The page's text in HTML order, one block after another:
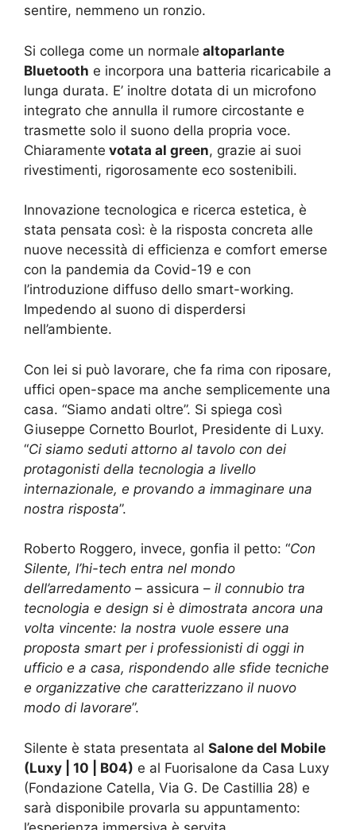
sentire, nemmeno un ronzio.
Si collega come un normale altoparlante
Bluetooth e incorpora una batteria ricaricabile a
lunga durata. E’ inoltre dotata di un microfono
integrato che annulla il rumore circostante e
trasmette solo il suono della propria voce.
Chiaramente votata al green, grazie ai suoi
rivestimenti, rigorosamente eco sostenibili.
Innovazione tecnologica e ricerca estetica, è
stata pensata così: è la risposta concreta alle
nuove necessità di efficienza e comfort emerse
con la pandemia da Covid-19 e con
l’introduzione diffuso dello smart-working.
Impedendo al suono di disperdersi
nell’ambiente.
Con lei si può lavorare, che fa rima con riposare,
uffici open-space ma anche semplicemente una
casa. “Siamo andati oltre”. Si spiega così
Giuseppe Cornetto Bourlot, Presidente di Luxy.
“Ci siamo seduti attorno al tavolo con dei
protagonisti della tecnologia a livello
internazionale, e provando a immaginare una
nostra risposta”.
Roberto Roggero, invece, gonfia il petto: “Con
Silente, l’hi-tech entra nel mondo
dell’arredamento – assicura – il connubio tra
tecnologia e design si è dimostrata ancora una
volta vincente: la nostra vuole essere una
proposta smart per i professionisti di oggi in
ufficio e a casa, rispondendo alle sfide tecniche
e organizzative che caratterizzano il nuovo
modo di lavorare”.
Silente è stata presentata al Salone del Mobile
(Luxy | 10 | B04) e al Fuorisalone da Casa Luxy
(Fondazione Catella, Via G. De Castillia 28) e
sarà disponibile provarla su appuntamento: